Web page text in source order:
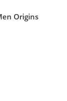
Origins